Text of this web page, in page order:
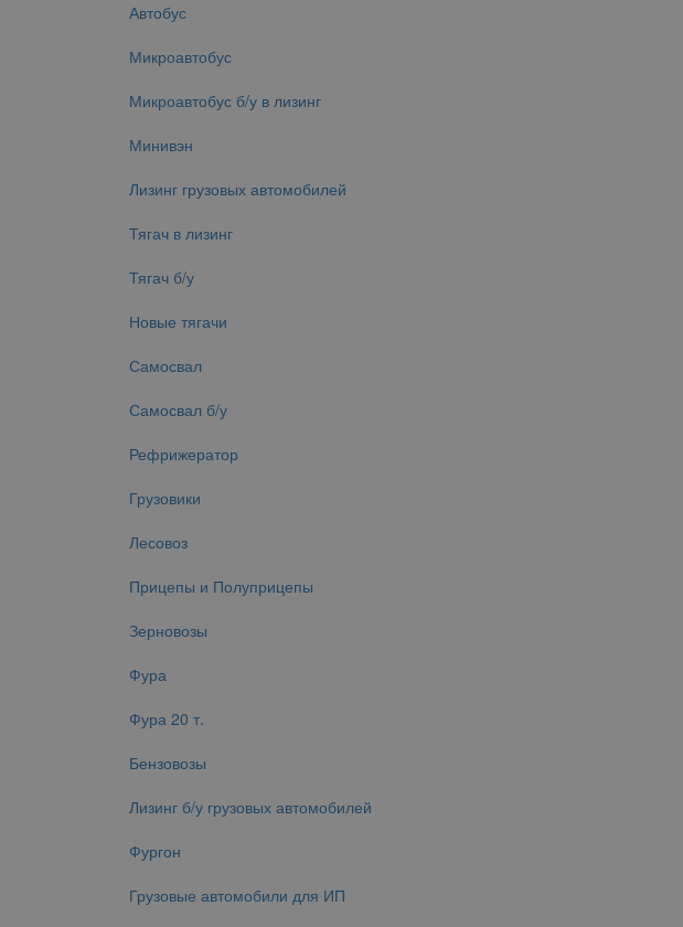
Автобус
Микроавтобус
Микроавтобус б/у в лизинг
Минивэн
Лизинг грузовых автомобилей
Тягач в лизинг
Тягач б/у
Новые тягачи
Самосвал
Самосвал б/у
Рефрижератор
Грузовики
Лесовоз
Прицепы и Полуприцепы
Зерновозы
Фура
Фура 20 т.
Бензовозы
Лизинг б/у грузовых автомобилей
Фургон
Грузовые автомобили для ИП